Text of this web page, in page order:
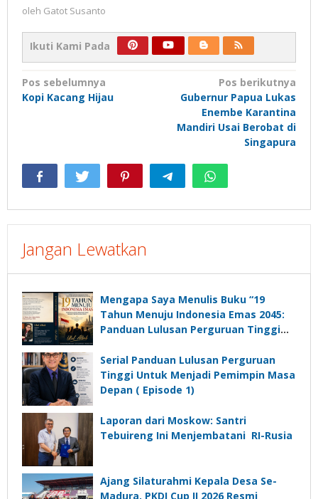
oleh Gatot Susanto
Ikuti Kami Pada
Navigasi
pos
Pos sebelumnya
Kopi Kacang Hijau
Pos berikutnya
Gubernur Papua Lukas
Enembe Karantina
Mandiri Usai Berobat di
Singapura
Jangan Lewatkan
Mengapa Saya Menulis Buku “19
Tahun Menuju Indonesia Emas 2045:
Panduan Lulusan Perguruan Tinggi
Depan”?
Serial Panduan Lulusan Perguruan
Tinggi Untuk Menjadi Pemimpin Masa
Depan ( Episode 1)
Laporan dari Moskow: Santri
Tebuireng Ini Menjembatani RI-Rusia
Ajang Silaturahmi Kepala Desa Se-
Madura, PKDI Cup II 2026 Resmi